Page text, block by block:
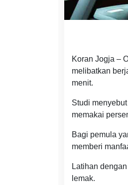
Koran Jogja –
melibatkan
menit.
Studi
memakai
Bagi pemula
memberi
Latihan
lemak.